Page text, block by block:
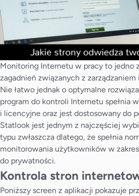
Monitoring Internetu w pracy to jedno
zagadnień związanych z zarządzaniem
Nie łatwo jednak o optymalne
program do kontroli Internetu spełnia
i licencyjne oraz jest dostosowany do
Statlook jest jednym z najczęściej
typu zwłaszcza dlatego, że spełnia
monitorowania użytkowników w
do prywatności.
Kontrola stron
Poniższy screen z aplikacji pokazuje